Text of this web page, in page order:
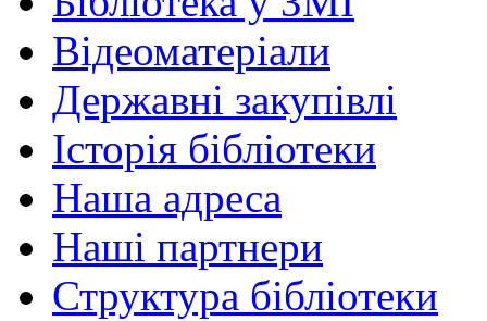
Відеоматеріали
Державні закупівлі
Історія бібліотеки
Наша адреса
Наші партнери
Структура бібліотеки